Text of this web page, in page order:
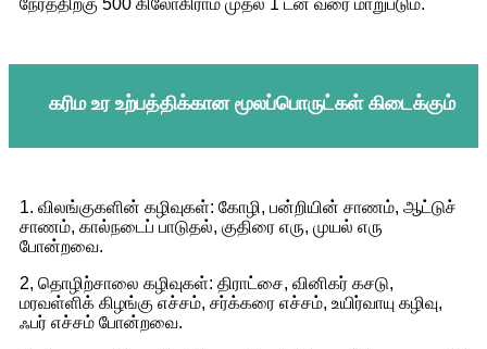
நேரத்திற்கு 500 கிலோகிராம் முதல் 1 டன் வரை மாறுபடும்.
கரிம உர உற்பத்திக்கான மூலப்பொருட்கள் கிடைக்கும்
1. விலங்குகளின் கழிவுகள்: கோழி, பன்றியின் சாணம், ஆட்டுச்
சாணம், கால்நடைப் பாடுதல், குதிரை எரு, முயல் எரு
போன்றவை.
2, தொழிற்சாலை கழிவுகள்: திராட்சை, வினிகர் கசடு,
மரவள்ளிக் கிழங்கு எச்சம், சர்க்கரை எச்சம், உயிர்வாயு கழிவு,
ஃபர் எச்சம் போன்றவை.